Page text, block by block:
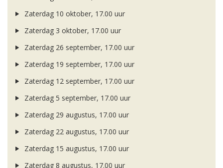
Zaterdag 10 oktober, 17.00 uur
Zaterdag 3 oktober, 17.00 uur
Zaterdag 26 september, 17.00 uur
Zaterdag 19 september, 17.00 uur
Zaterdag 12 september, 17.00 uur
Zaterdag 5 september, 17.00 uur
Zaterdag 29 augustus, 17.00 uur
Zaterdag 22 augustus, 17.00 uur
Zaterdag 15 augustus, 17.00 uur
Zaterdag 8 augustus, 17.00 uur